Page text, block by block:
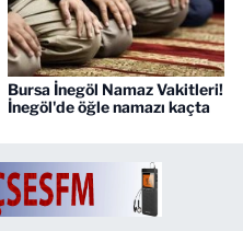
Bursa İnegöl Namaz Vakitleri!
İnegöl'de öğle namazı kaçta